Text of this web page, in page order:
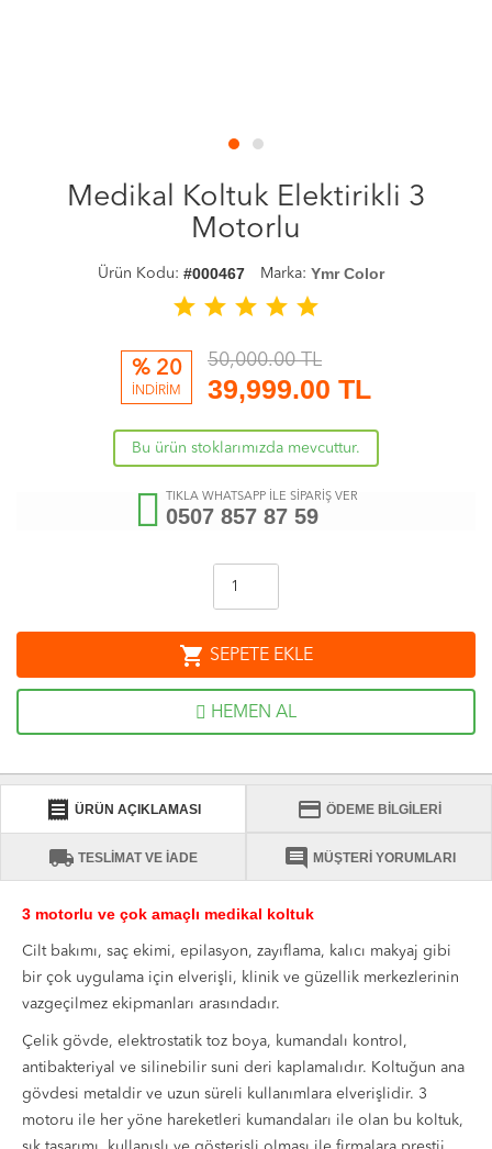
Medikal Koltuk Elektirikli 3
Motorlu
Ürün Kodu: #000467 Marka: Ymr Color
star star star star star
% 20
İNDİRİM
50,000.00 TL
39,999.00 TL
Bu ürün stoklarımızda mevcuttur.
TIKLA WHATSAPP İLE SİPARİŞ VER
0507 857 87 59
shopping_cart SEPETE EKLE
HEMEN AL
receipt ÜRÜN AÇIKLAMASI credit_card ÖDEME BİLGİLERİ
local_shipping TESLİMAT VE İADE comment MÜŞTERİ YORUMLARI
3 motorlu ve çok amaçlı medikal koltuk
Cilt bakımı, saç ekimi, epilasyon, zayıflama, kalıcı makyaj gibi
bir çok uygulama için elverişli, klinik ve güzellik merkezlerinin
vazgeçilmez ekipmanları arasındadır.
Çelik gövde, elektrostatik toz boya, kumandalı kontrol,
antibakteriyal ve silinebilir suni deri kaplamalıdır. Koltuğun ana
gövdesi metaldir ve uzun süreli kullanımlara elverişlidir. 3
motoru ile her yöne hareketleri kumandaları ile olan bu koltuk,